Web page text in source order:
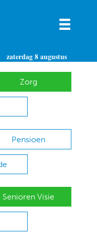
zaterdag 8 augustus
Zorg
Pensioen
Senioren Visie